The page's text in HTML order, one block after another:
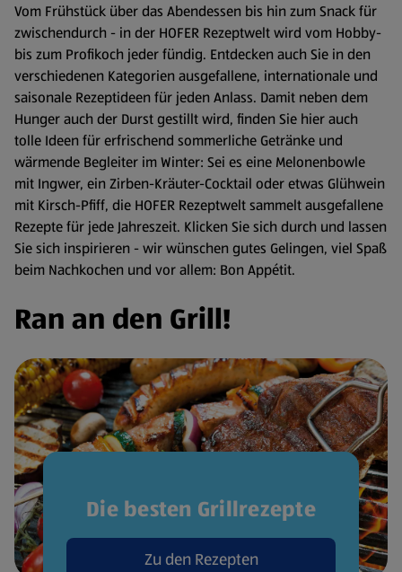
Vom Frühstück über das Abendessen bis hin zum Snack für
zwischendurch - in der HOFER Rezeptwelt wird vom Hobby-
bis zum Profikoch jeder fündig. Entdecken auch Sie in den
verschiedenen Kategorien ausgefallene, internationale und
saisonale Rezeptideen für jeden Anlass. Damit neben dem
Hunger auch der Durst gestillt wird, finden Sie hier auch
tolle Ideen für erfrischend sommerliche Getränke und
wärmende Begleiter im Winter: Sei es eine Melonenbowle
mit Ingwer, ein Zirben-Kräuter-Cocktail oder etwas Glühwein
mit Kirsch-Pfiff, die HOFER Rezeptwelt sammelt ausgefallene
Rezepte für jede Jahreszeit. Klicken Sie sich durch und lassen
Sie sich inspirieren - wir wünschen gutes Gelingen, viel Spaß
beim Nachkochen und vor allem: Bon Appétit.
Ran an den Grill!
Die besten Grillrezepte
Zu den Rezepten